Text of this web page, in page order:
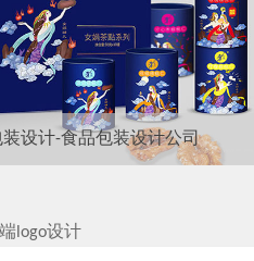
设计-食品包装设计公司
logo设计